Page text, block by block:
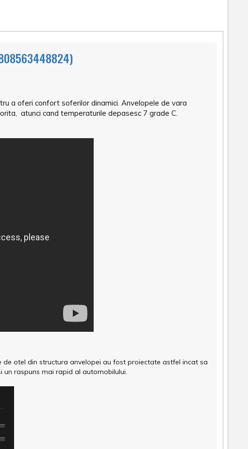
a oferi confort soferilor dinamici. Anvelopele de vara
atunci cand temperaturile depasesc 7 grade C.
otel din structura anvelopei au fost proiectate astfel incat sa
raspuns mai rapid al automobilului.